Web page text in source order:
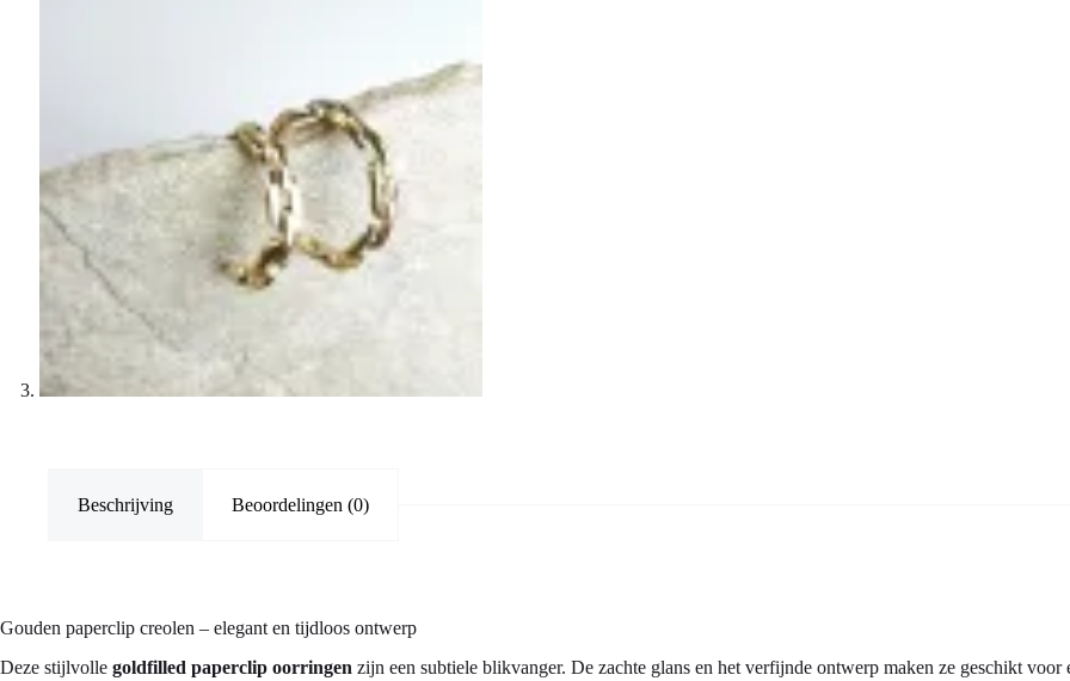
Beschrijving Beoordelingen (0)
Gouden paperclip creolen – elegant en tijdloos ontwerp
Deze stijlvolle goldfilled paperclip oorringen zijn een subtiele blikvanger. De zachte glans en het verfijnde ontwerp maken ze geschikt